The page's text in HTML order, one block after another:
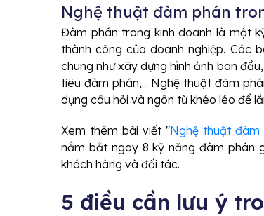
Nghệ thuật đàm phán
Đàm phán trong kinh doanh là một
thành công của doanh nghiệp. Các
chung như xây dựng hình ảnh ban
tiêu đàm phán,... Nghệ thuật đàm
dụng câu hỏi và ngôn từ khéo léo để
Xem thêm bài viết "Nghệ thuật đàm
nắm bắt ngay 8 kỹ năng đàm phán
khách hàng và đối tác.
5 điều cần lưu ý